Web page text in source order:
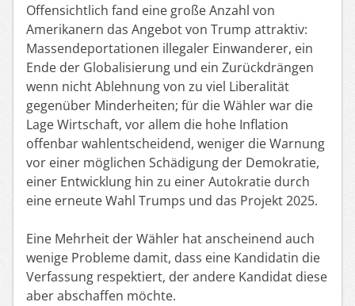
Offensichtlich fand eine große Anzahl von
Amerikanern das Angebot von Trump attraktiv:
Massendeportationen illegaler Einwanderer, ein
Ende der Globalisierung und ein Zurückdrängen
wenn nicht Ablehnung von zu viel Liberalität
gegenüber Minderheiten; für die Wähler war die
Lage Wirtschaft, vor allem die hohe Inflation
offenbar wahlentscheidend, weniger die Warnung
vor einer möglichen Schädigung der Demokratie,
einer Entwicklung hin zu einer Autokratie durch
eine erneute Wahl Trumps und das Projekt 2025.
Eine Mehrheit der Wähler hat anscheinend auch
wenige Probleme damit, dass eine Kandidatin die
Verfassung respektiert, der andere Kandidat diese
aber abschaffen möchte.